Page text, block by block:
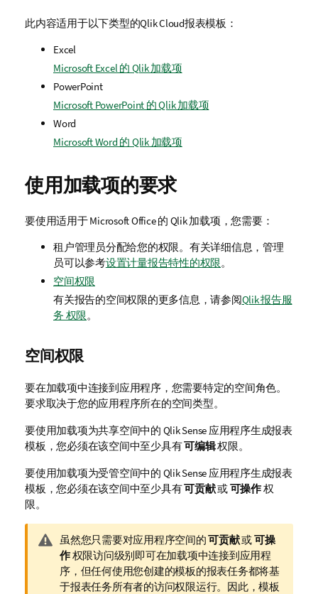
此内容适用于以下类型的Qlik Cloud报表模板：
Excel
Microsoft Excel 的 Qlik 加载项
PowerPoint
Microsoft PowerPoint 的 Qlik 加载项
Word
Microsoft Word 的 Qlik 加载项
使用加载项的要求
要使用适用于Microsoft Office的 Qlik加载项，您需要：
租户管理员分配给您的权限。有关详细信息，管理
员可以参考设置计量报告特性的权限。
空间权限
有关报告的空间权限的更多信息，请参阅Qlik 报告服
务 权限。
空间权限
要在加载项中连接到应用程序，您需要特定的空间角色。
要求取决于您的应用程序所在的空间类型。
要使用加载项为共享空间中的 Qlik Sense 应用程序生成报表
模板，您必须在该空间中至少具有可编辑权限。
要使用加载项为受管空间中的 Qlik Sense 应用程序生成报表
模板，您必须在该空间中至少具有可贡献或可操作权
限。
警
告
注
释
虽然您只需要对应用程序空间的可贡献或可操
作权限访问级别即可在加载项中连接到应用程
序，但任何使用您创建的模板的报表任务都将基
于报表任务所有者的访问权限运行。因此，模板